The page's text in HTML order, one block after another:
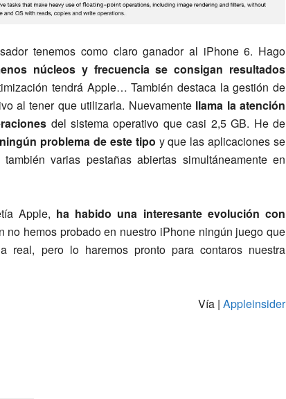
tenemos como claro ganador al iPhone 6. Hago
núcleos y frecuencia se consigan resultados
tendrá Apple… También destaca la gestión de
al tener que utilizarla. Nuevamente llama la atención
del sistema operativo que casi 2,5 GB. He de
problema de este tipo y que las aplicaciones se
varias pestañas abiertas simultáneamente en
Apple, ha habido una interesante evolución con
no hemos probado en nuestro iPhone ningún juego que
real, pero lo haremos pronto para contaros nuestra
Vía | Appleinsider